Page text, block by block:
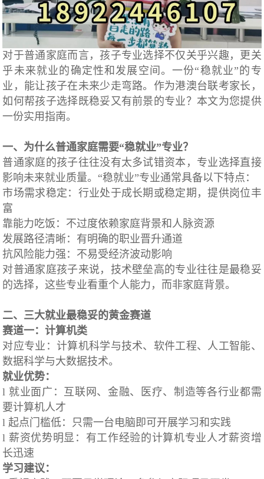
对于普通家庭而言，孩子专业选择不仅关乎兴趣，更关
乎未来就业的确定性和发展空间。一份“稳就业”的专
业，能让孩子在未来少走弯路。作为港澳台联考家长，
如何帮孩子选择既稳妥又有前景的专业？本文为您提供
一份实用指南。
一、为什么普通家庭需要“稳就业”专业？
普通家庭的孩子往往没有太多试错资本，专业选择直接
影响未来就业质量。“稳就业”专业通常具备以下特点：
市场需求稳定：行业处于成长期或稳定期，提供岗位丰
富
靠能力吃饭：不过度依赖家庭背景和人脉资源
发展路径清晰：有明确的职业晋升通道
抗风险能力强：不易受经济波动影响
对普通家庭孩子来说，技术壁垒高的专业往往是最稳妥
的选择，这些专业看重个人能力，而非家庭背景。
二、三大就业最稳妥的黄金赛道
赛道一：计算机类
对应专业：计算机科学与技术、软件工程、人工智能、
数据科学与大数据技术。
就业优势：
l 就业面广：互联网、金融、医疗、制造等各行业都需
要计算机人才
l 起点门槛低：只需一台电脑即可开展学习和实践
l 薪资优势明显：有工作经验的计算机专业人才薪资增
长迅速
学习建议：